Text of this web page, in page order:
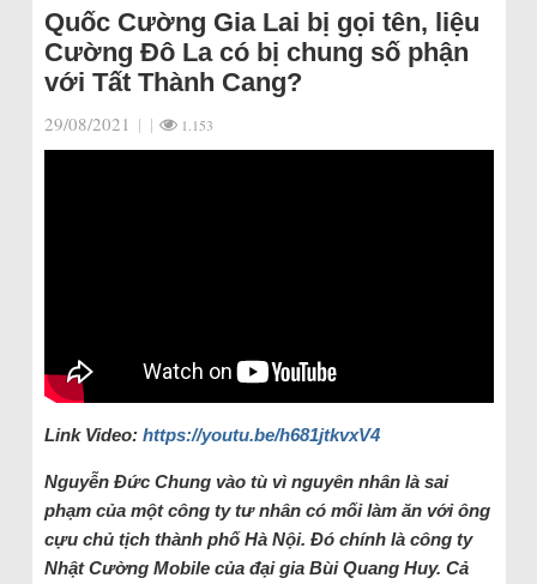
Quốc Cường Gia Lai bị gọi tên, liệu
Cường Đô La có bị chung số phận
với Tất Thành Cang?
29/08/2021 | | 1.153
Link Video: https://youtu.be/h681jtkvxV4
Nguyễn Đức Chung vào tù vì nguyên nhân là sai
phạm của một công ty tư nhân có mối làm ăn với ông
cựu chủ tịch thành phố Hà Nội. Đó chính là công ty
Nhật Cường Mobile của đại gia Bùi Quang Huy. Cả